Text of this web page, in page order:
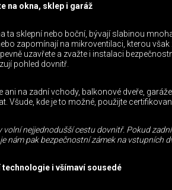
na okna, sklep i garáž
ta sklepní nebo boční, bývají slabinou
zapomínají na mikroventilaci, kterou
uzavřete a zvažte i instalaci
pohled dovnitř.
ani na zadní vchody, balkonové dveře,
Všude, kde je to možné, použijte
volní nejjednodušší cestu dovnitř. Pokud
nám pak bezpečnostní zámek na vstupních
i všímaví sousedé